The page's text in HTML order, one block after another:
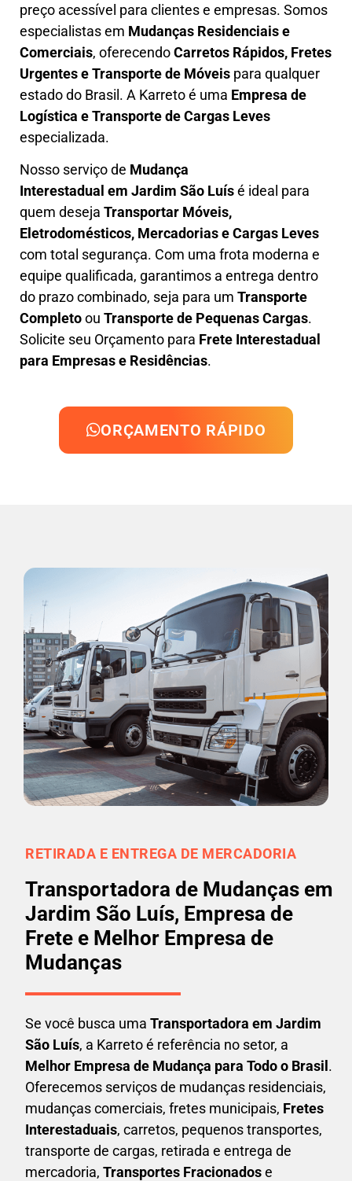
preço acessível para clientes e empresas. Somos
especialistas em Mudanças Residenciais e
Comerciais, oferecendoCarretos Rápidos, Fretes
Urgentes e Transporte de Móveis para qualquer
estado do Brasil. A Karretoé uma Empresa de
Logística e Transporte de Cargas Leves
especializada.
Nosso serviço de Mudança
Interestadual em Jardim São Luísé ideal para
quem deseja Transportar Móveis,
Eletrodomésticos, Mercadorias e Cargas Leves
com total segurança. Com uma frota moderna e
equipe qualificada, garantimos a entrega dentro
do prazo combinado, seja para um Transporte
Completoou Transporte de Pequenas Cargas.
Solicite seu Orçamento para Frete Interestadual
para Empresas e Residências.
ORÇAMENTO RÁPIDO
RETIRADA E ENTREGA DE MERCADORIA
Transportadora de Mudanças em
Jardim São Luís, Empresa de
Frete e Melhor Empresa de
Mudanças
Se você busca uma Transportadora em Jardim
São Luís, a Karreto é referência no setor, a
Melhor Empresa de Mudança para Todo o Brasil.
Oferecemos serviços de mudanças residenciais,
mudanças comerciais, fretes municipais, Fretes
Interestaduais, carretos, pequenos transportes,
transporte de cargas, retirada e entrega de
mercadoria, Transportes Fracionadose